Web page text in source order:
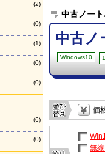
(2)
(0)
(1)
(0)
(0)
(6)
(0)
中古ノー
中古
Windows10
価
無